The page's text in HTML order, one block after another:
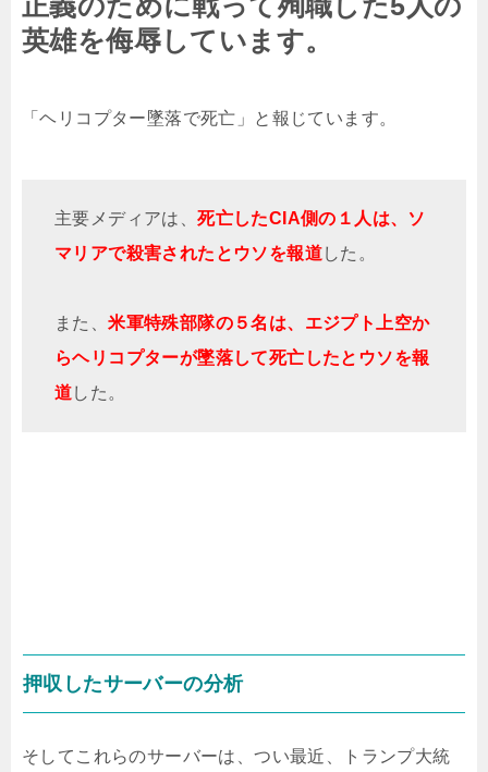
英雄を侮辱しています。
「ヘリコプター墜落で死亡」と報じています。
主要メディアは、死亡したCIA側の１人は、ソ
マリアで殺害されたとウソを報道した。
また、米軍特殊部隊の５名は、エジプト上空か
らヘリコプターが墜落して死亡したとウソを報
道した。
押収したサーバーの分析
そしてこれらのサーバーは、つい最近、トランプ大統